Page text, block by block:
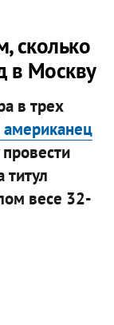
сколько
в Москву
в трех
весе 32-